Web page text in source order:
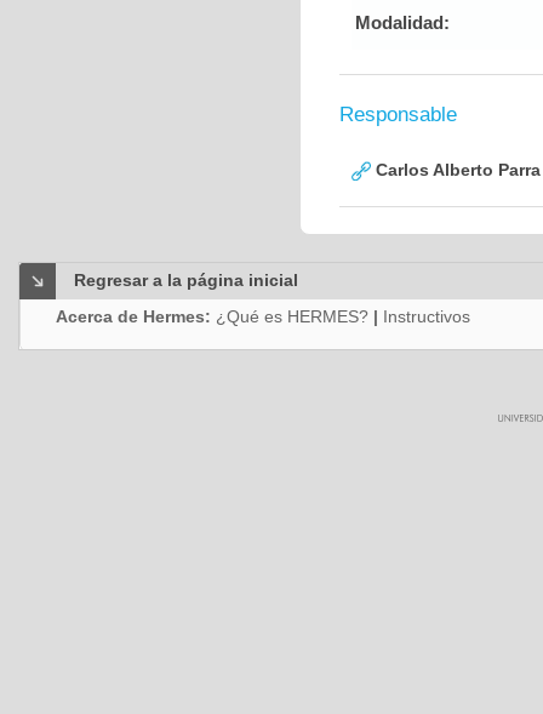
Modalidad:
Responsable
Carlos Alberto
Regresar a la página inicial
Acerca de Hermes: ¿Qué es HERMES? | Instructivos